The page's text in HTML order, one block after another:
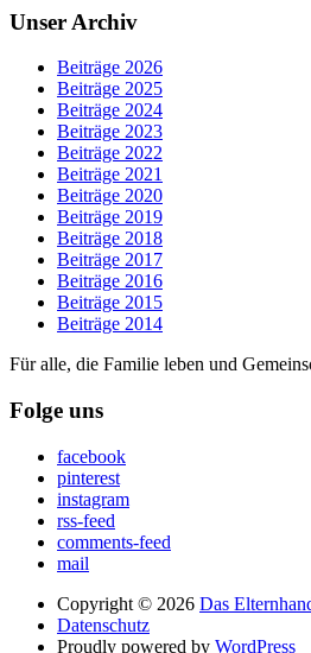
Unser Archiv
Beiträge 2026
Beiträge 2025
Beiträge 2024
Beiträge 2023
Beiträge 2022
Beiträge 2021
Beiträge 2020
Beiträge 2019
Beiträge 2018
Beiträge 2017
Beiträge 2016
Beiträge 2015
Beiträge 2014
Für alle, die Familie leben und
Folge uns
facebook
pinterest
instagram
rss-feed
comments-feed
mail
Copyright © 2026 Das
Datenschutz
Proudly powered by WordPress